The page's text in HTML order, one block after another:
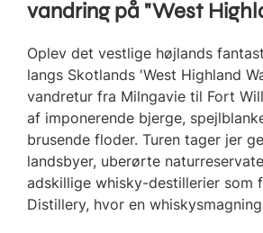
vandring på "West
Oplev det vestlige højlands
langs Skotlands 'West Highland
vandretur fra Milngavie til Fort
af imponerende bjerge,
brusende floder. Turen tager jer
landsbyer, uberørte
adskillige whisky-destillerier som
Distillery, hvor en